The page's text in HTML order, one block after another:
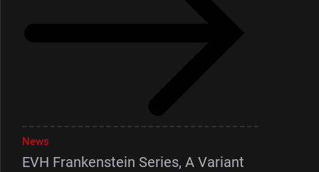
News
EVH Frankenstein Series, A Variant